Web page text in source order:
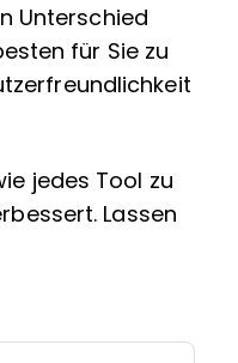
Unterschied
für Sie zu
jedes Tool zu
Lassen